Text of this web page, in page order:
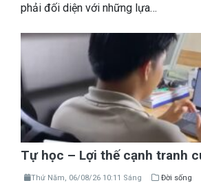
phải đối diện với những lựa…
Tự học – Lợi thế cạnh tranh
Thứ Năm, 06/08/26 10:11 Sáng Đời sống